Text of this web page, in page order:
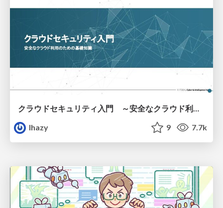
クラウドセキュリティ入門 ～安全なクラウド利用のための基礎知識～
lhazy
9 7.7k